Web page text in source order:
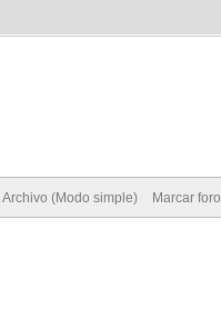
Archivo (Modo simple) Marcar